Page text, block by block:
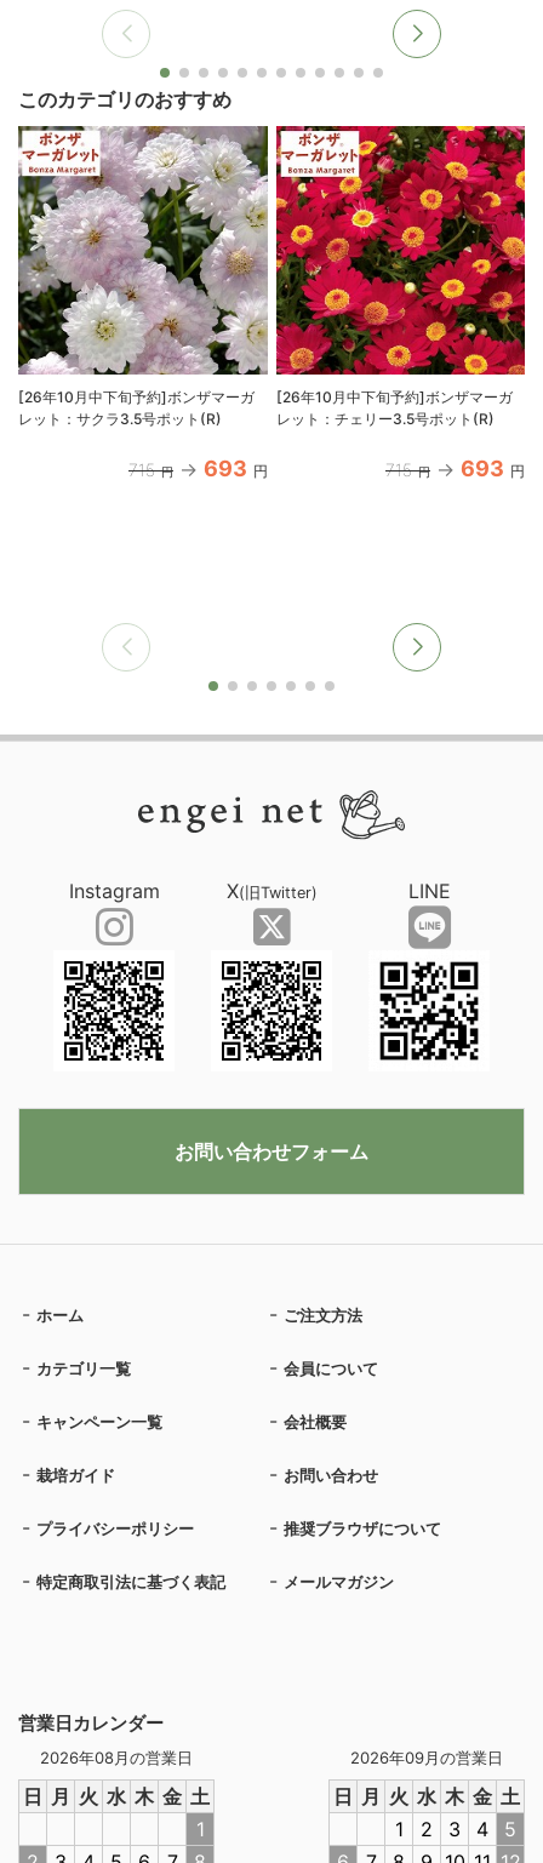
このカテゴリのおすすめ
[26年10月中下旬予約]ボンザマーガ
レット：サクラ3.5号ポット(R)
715 円 693 円
[26年10月中下旬予約]ボンザマーガ
レット：チェリー3.5号ポット(R)
715 円 693 円
営業日カレンダー
2026年08月の営業日
日 月 火 水 木 金 土
1
2026年09月の営業日
日 月 火 水 木 金 土
1
2 3 4
5
ホーム ご注文方法
カテゴリ一覧 会員について
キャンペーン一覧 会社概要
栽培ガイド お問い合わせ
プライバシーポリシー 推奨ブラウザについて
特定商取引法に基づく表記 メールマガジン
Instagram X(旧Twitter) LINE
お問い合わせフォーム